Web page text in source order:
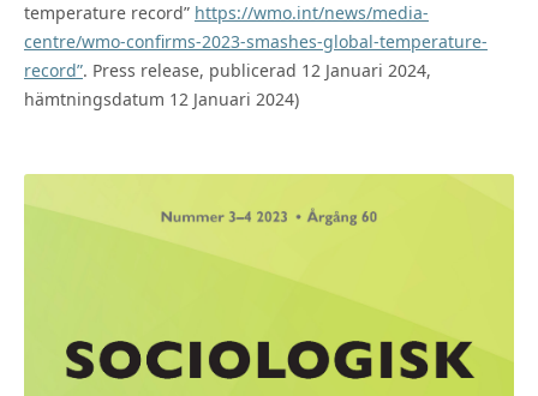
temperature record” https://wmo.int/news/media-
centre/wmo-confirms-2023-smashes-global-temperature-
record”. Press release, publicerad 12 Januari 2024,
hämtningsdatum 12 Januari 2024)